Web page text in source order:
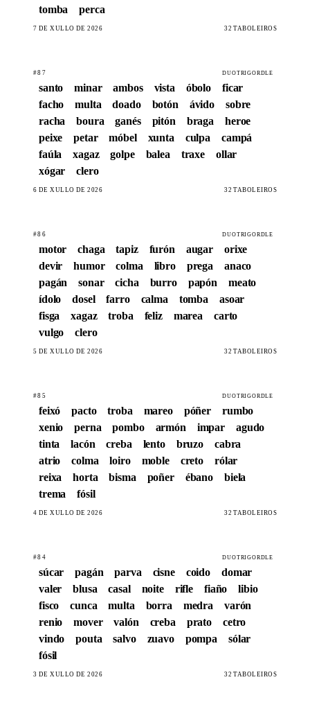
tomba
perca
7 DE XULLO DE 2026 32 TABOLEIROS
#87 DUOTRIGORDLE
santo minar ambos vista óbolo
ficar
facho
multa doado botón ávido
sobre
racha
boura ganés pitón braga
heroe
peixe
petar móbel xunta culpa
campá
faúla
xagaz golpe balea traxe
ollar
xógar
clero
6 DE XULLO DE 2026 32 TABOLEIROS
#86 DUOTRIGORDLE
motor chaga tapiz furón augar
orixe
devir
humor colma libro prega
anaco
pagán
sonar cicha burro papón
meato
ídolo
dosel farro calma tomba
asoar
fisga
xagaz troba feliz marea
carto
vulgo
clero
5 DE XULLO DE 2026 32 TABOLEIROS
#85 DUOTRIGORDLE
feixó pacto troba mareo póñer
rumbo
xenio
perna pombo armón impar
agudo
tinta
lacón creba lento bruzo
cabra
atrio
colma loiro moble creto
rólar
reixa
horta bisma poñer ébano
biela
trema
fósil
4 DE XULLO DE 2026 32 TABOLEIROS
#84 DUOTRIGORDLE
súcar pagán parva cisne coido
domar
valer
blusa casal noite rifle fiaño
libio
fisco
cunca multa borra medra
varón
renio
mover valón creba prato
cetro
vindo
pouta salvo zuavo pompa
sólar
fósil
3 DE XULLO DE 2026 32 TABOLEIROS